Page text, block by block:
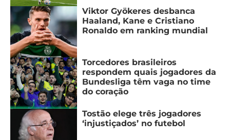
Viktor Gyökeres desbanca
Haaland, Kane e Cristiano
Ronaldo em ranking mundial
Torcedores brasileiros
respondem quais jogadores da
Bundesliga têm vaga no time
do coração
Tostão elege três jogadores
‘injustiçados’ no futebol